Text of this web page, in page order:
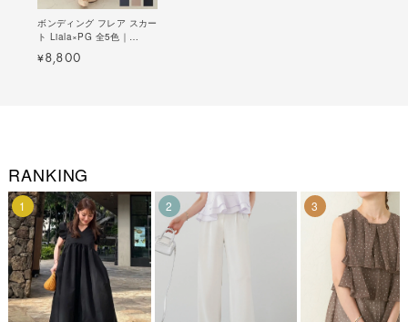
ボンディング フレア スカー
ト Liala×PG 全5色｜
¥8,800
RANKING
1 2 3